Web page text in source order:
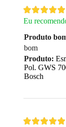
Eu
Produto
bom
Produto:
Pol. GWS
Bosch